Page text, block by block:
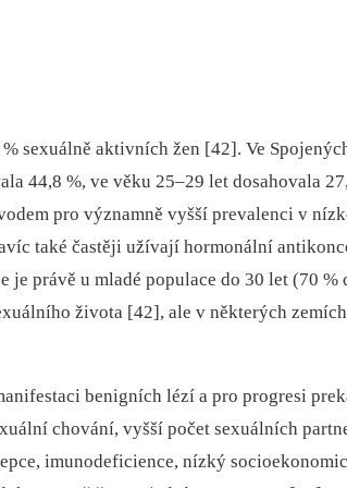
sexuálně aktivních žen [42]. Ve
44,8 %, ve věku 25–29 let dosahovala
pro významně vyšší prevalenci v
také častěji užívají hormonální
je právě u mladé populace do 30 let (70
života [42], ale v některých
benigních lézí a pro progresi
chování, vyšší počet sexuálních
imunodeficience, nízký